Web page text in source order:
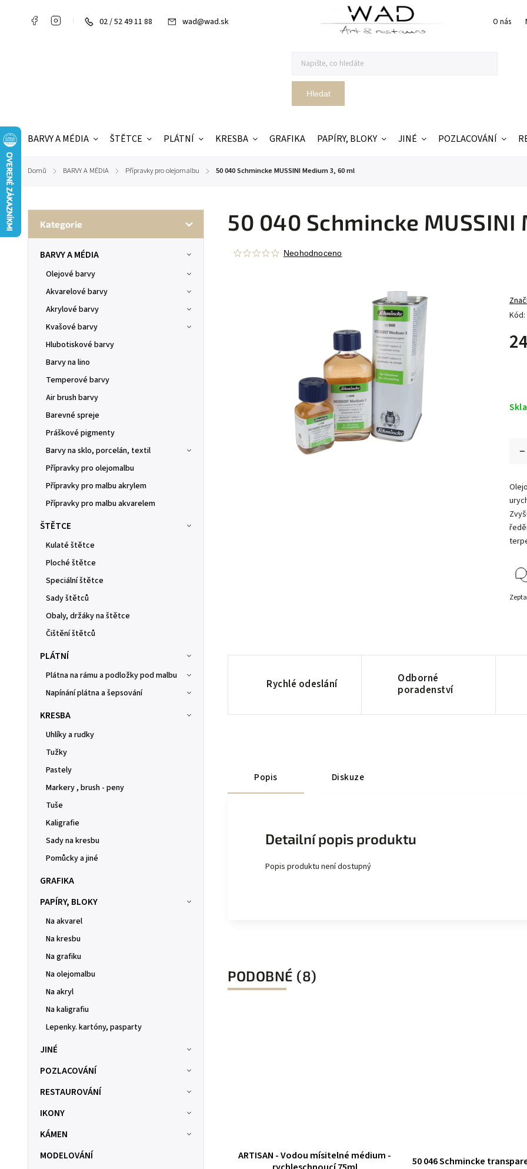
02 / 52 49 11 88 wad@wad.sk O nás
Hledat
BARVY A MÉDIA ŠTĚTCE PLÁTNÍ KRESBA GRAFIKA PAPÍRY, BLOKY JINÉ POZLACOVÁNÍ
Domů / BARVY A MÉDIA / Přípravky pro olejomalbu / 50 040 Schmincke MUSSINI Medium 3, 60 ml
Kategorie
BARVY A MÉDIA
Olejové barvy
Akvarelové barvy
Akrylové barvy
Kvašové barvy
Hlubotiskové barvy
Barvy na lino
Temperové barvy
Air brush barvy
Barevné spreje
Práškové pigmenty
Barvy na sklo, porcelán, textil
Přípravky pro olejomalbu
Přípravky pro malbu akrylem
Přípravky pro malbu akvarelem
ŠTĚTCE
Kulaté štětce
Ploché štětce
Speciální štětce
Sady štětců
Obaly, držáky na štětce
Čištění štětců
PLÁTNÍ
Plátna na rámu a podložky pod malbu
Napínání plátna a šepsování
KRESBA
Uhlíky a rudky
Tužky
Pastely
Markery , brush - peny
Tuše
Kaligrafie
Sady na kresbu
Pomůcky a jiné
GRAFIKA
PAPÍRY, BLOKY
Na akvarel
Na kresbu
Na grafiku
Na olejomalbu
Na akryl
Na kaligrafiu
Lepenky. kartóny, pasparty
JINÉ
POZLACOVÁNÍ
RESTAUROVÁNÍ
IKONY
KÁMEN
MODELOVÁNÍ
50 040 Schmincke
Neohodnoceno
Kód:
Rychlé odeslání
Odborné
poradenství
Popis Diskuze
Detailní popis produktu
Popis produktu není dostupný
PODOBNÉ (8)
ARTISAN - Vodou mísitelné médium -
50 046 Schmincke transparent gel 120ml 50 043 Schmincke